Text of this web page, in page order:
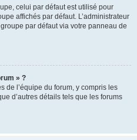
celui par défaut est utilisé pour
affichés par défaut. L’administrateur
par défaut via votre panneau de
» ?
de l’équipe du forum, y compris les
d’autres détails tels que les forums